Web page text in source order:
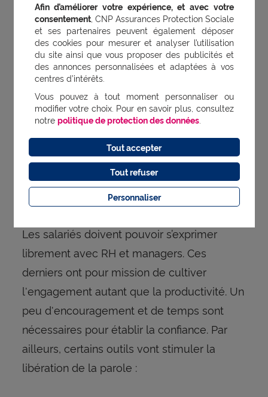
à des outils et ressources (type charte de
déconnexion), qui « peuvent avoir tendance à
sur-responsabiliser le salarié »,mais
également en créant des conditions de
travail qui maintiennent l’équilibre mental et,
surtout, en instaurant unclimat de sécurité
psychologique.Il existe des actions
concrètes pour cela, soufflées par nos
expertes.
Ouvrir sa porte et être à l’écoute
Les salariés doivent pouvoir s’exprimer
librement avec RH et managers. Ces
derniers ont pour mission de cultiver
l'engagement autant que la productivité. Un
peu d'encouragement et de temps sont
nécessaires pour établir la confiance. Par
ailleurs, certains outils vont stimuler la
libération de la parole :
Afin d’améliorer votre expérience, et avec votre
consentement, CNP Assurances Protection Sociale
et ses partenaires peuvent également déposer
des cookies pour mesurer et analyser l’utilisation
du site ainsi que vous proposer des publicités et
des annonces personnalisées et adaptées à vos
centres d’intérêts.
Vous pouvez à tout moment personnaliser ou
modifier votre choix. Pour en savoir plus, consultez
notre politique de protection des données.
Personnaliser
Tout refuser
Tout accepter